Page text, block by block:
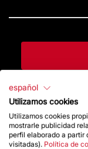
español
Utilizamos cookies
Utilizamos cookies
mostrarle publicidad
perfil elaborado a partir
visitadas). Política de